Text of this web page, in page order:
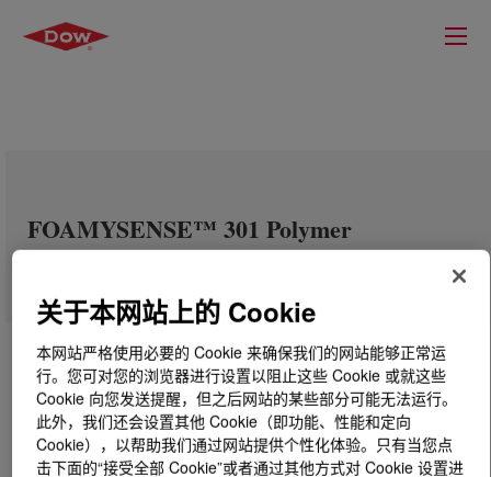
FOAMYSENSE™ 301 Polymer
关于本网站上的 Cookie
本网站严格使用必要的 Cookie 来确保我们的网站能够正常运
行。您可对您的浏览器进行设置以阻止这些 Cookie 或就这些
Cookie 向您发送提醒，但之后网站的某些部分可能无法运行。
此外，我们还会设置其他 Cookie（即功能、性能和定向
Cookie），以帮助我们通过网站提供个性化体验。只有当您点
击下面的“接受全部 Cookie”或者通过其他方式对 Cookie 设置进